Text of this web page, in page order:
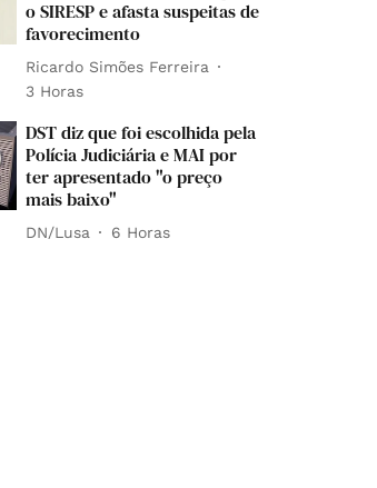
o SIRESP e afasta suspeitas de
favorecimento
Ricardo Simões Ferreira
3 Horas
DST diz que foi escolhida pela
Polícia Judiciária e MAI por
ter apresentado "o preço
mais baixo"
DN/Lusa 6 Horas